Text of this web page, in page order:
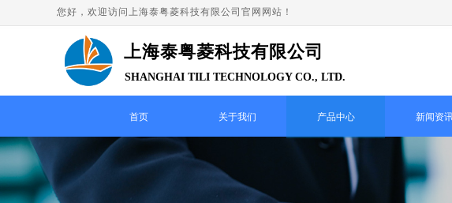
您好，欢迎访问上海泰粤菱科技有限公司官网网站！
SHANGHAI TILI TECHNOLOGY CO., LTD.
上海泰粤菱科技有限公司
首页 关于我们 产品中心 新闻资